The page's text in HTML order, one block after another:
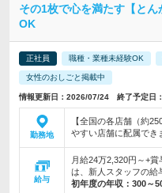
その1枚で心を満たす【と
OK
正社員 職種・業種未経験OK
女性のおしごと掲載中
情報更新日：2026/07/24 終了予定日
勤務地
【全国の各店舗（約
やすい店舗に配属で
給与
月給24万2,320円～+
は、新人スタッフの
初年度の年収： 300～